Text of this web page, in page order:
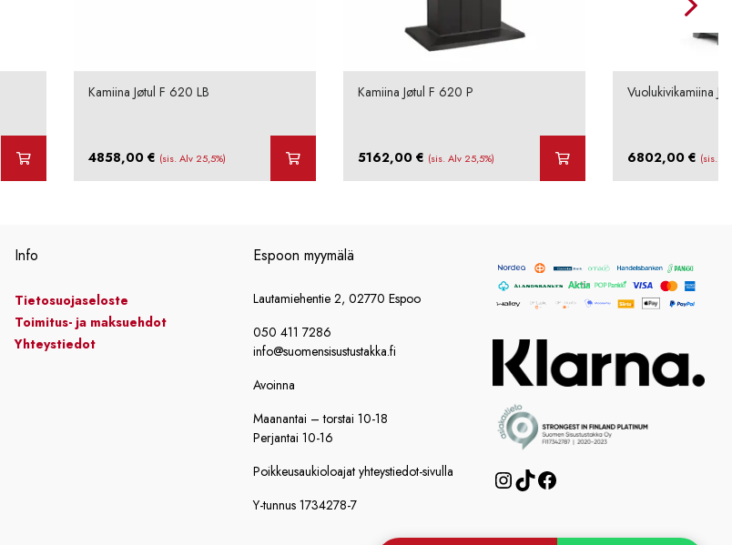
Kamiina Jøtul F 620 LB
4858,00€ (sis. Alv 25,5%)
Kamiina Jøtul F 620 P
5162,00 € (sis. Alv 25,5%)
Vuolukivikamiina
6802,00 € (sis.
Info
Tietosuojaseloste
Toimitus- ja maksuehdot
Yhteystiedot
Espoon myymälä
Lautamiehentie 2, 02770 Espoo
050 411 7286
info@suomensisustustakka.fi
Avoinna
Maanantai – torstai 10-18
Perjantai 10-16
Poikkeusaukioloajat yhteystiedot-sivulla
Y-tunnus 1734278-7
Instagram
TikTok